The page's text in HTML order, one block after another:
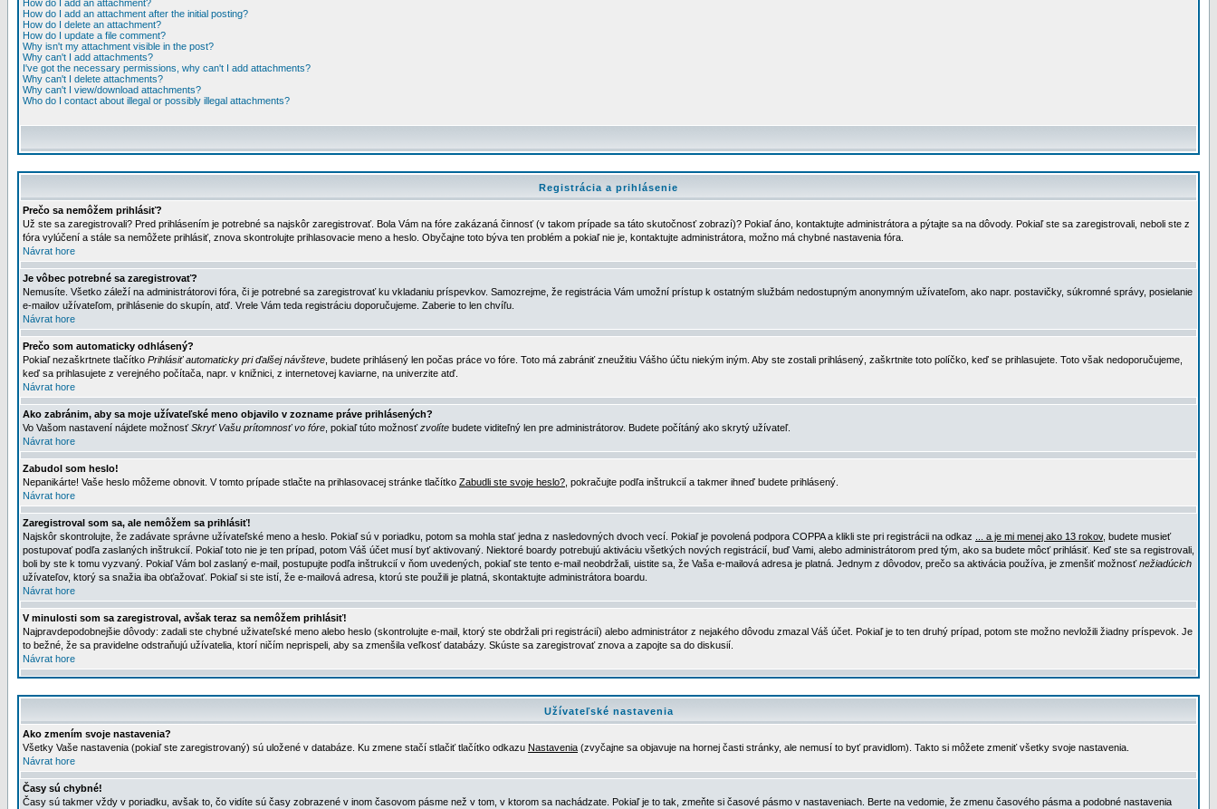
How do I add an attachment?
How do I add an attachment after the initial posting?
How do I delete an attachment?
How do I update a file comment?
Why isn't my attachment visible in the post?
Why can't I add attachments?
I've got the necessary permissions, why can't I add attachments?
Why can't I delete attachments?
Why can't I view/download attachments?
Who do I contact about illegal or possibly illegal attachments?
Registrácia a prihlásenie
Prečo sa nemôžem prihlásiť?
Už ste sa zaregistrovali? Pred prihlásením je potrebné sa najskôr zaregistrovať. Bola Vám na fóre zakázaná činnosť (v takom prípade sa táto skutočnosť zobrazí)? Pokiaľ áno, kontaktujte administrátora a pýtajte sa na dôvody. Pokiaľ ste sa zaregistrovali, neboli ste z
fóra vylúčení a stále sa nemôžete prihlásiť, znova skontrolujte prihlasovacie meno a heslo. Obyčajne toto býva ten problém a pokiaľ nie je, kontaktujte administrátora, možno má chybné nastavenia fóra.
Návrat hore
Je vôbec potrebné sa zaregistrovať?
Nemusíte. Všetko záleží na administrátorovi fóra, či je potrebné sa zaregistrovať ku vkladaniu príspevkov. Samozrejme, že registrácia Vám umožní prístup k ostatným službám nedostupným anonymným užívateľom, ako napr. postavičky, súkromné správy, posielanie
e-mailov užívateľom, prihlásenie do skupín, atď. Vrele Vám teda registráciu doporučujeme. Zaberie to len chvíľu.
Návrat hore
Prečo som automaticky odhlásený?
Pokiaľ nezaškrtnete tlačítko Prihlásiť automaticky pri ďalšej návšteve , budete prihlásený len počas práce vo fóre. Toto má zabrániť zneužitiu Vášho účtu niekým iným. Aby ste zostali prihlásený, zaškrtnite toto políčko, keď se prihlasujete. Toto však nedoporučujeme,
keď sa prihlasujete z verejného počítača, napr. v knižnici, z internetovej kaviarne, na univerzite atď.
Návrat hore
Ako zabránim, aby sa moje užívateľské meno objavilo v zozname práve prihlásených?
Vo Vašom nastavení nájdete možnosťSkryť Vašu prítomnosť vo fóre , pokiaľ túto možnosťzvolíte budete viditeľný len pre administrátorov. Budete počítáný ako skrytý užívateľ.
Návrat hore
Zabudol som heslo!
Nepanikárte! Vaše heslo môžeme obnovit. V tomto prípade stlačte na prihlasovacej stránke tlačítko Zabudli ste svoje heslo? , pokračujte podľa inštrukcií a takmer ihneď budete prihlásený.
Návrat hore
Zaregistroval som sa, ale nemôžem sa prihlásiť!
Najskôr skontrolujte, že zadávate správne užívateľské meno a heslo. Pokiaľ sú v poriadku, potom sa mohla stať jedna z nasledovných dvoch vecí. Pokiaľ je povolená podpora COPPA a klikli ste pri registrácii na odkaz
... a je mi menej ako 13 rokov, budete musieť
postupovať podľa zaslaných inštrukcií. Pokiaľ toto nie je ten prípad, potom Váš účet musí byť aktivovaný. Niektoré boardy potrebujú aktiváciu všetkých nových registrácií, buď Vami, alebo administrátorom pred tým, ako sa budete môcť prihlásiť. Keď ste sa registrovali,
boli by ste k tomu vyzvaný. Pokiaľ Vám bol zaslaný e-mail, postupujte podľa inštrukcií v ňom uvedených, pokiaľ ste tento e-mail neobdržali, uistite sa, že Vaša e-mailová adresa je platná. Jednym z dôvodov, prečo sa aktivácia používa, je zmenšiť možnosťnežiadúcich
užívateľov, ktorý sa snažia iba obťažovať. Pokiaľ si ste istí, že e-mailová adresa, ktorú ste použili je platná, skontaktujte administrátora boardu.
Návrat hore
V minulosti som sa zaregistroval, avšak teraz sa nemôžem prihlásiť!
Najpravdepodobnejšie dôvody: zadali ste chybné uživateľské meno alebo heslo (skontrolujte e-mail, ktorý ste obdržali pri registrácií) alebo administrátor z nejakého dôvodu zmazal Váš účet. Pokiaľ je to ten druhý prípad, potom ste možno nevložili žiadny príspevok. Je
to bežné, že sa pravidelne odstraňujú užívatelia, ktorí ničím neprispeli, aby sa zmenšila veľkosť databázy. Skúste sa zaregistrovať znova a zapojte sa do diskusií.
Návrat hore
Užívateľské nastavenia
Ako zmením svoje nastavenia?
Všetky Vaše nastavenia (pokiaľ ste zaregistrovaný) sú uložené v databáze. Ku zmene stačí stlačiť tlačítko odkazu Nastavenia (zvyčajne sa objavuje na hornej časti stránky, ale nemusí to byť pravidlom). Takto si môžete zmeniť všetky svoje nastavenia.
Návrat hore
Časy sú chybné!
Časy sú takmer vždy v poriadku, avšak to, čo vidíte sú časy zobrazené v inom časovom pásme než v tom, v ktorom sa nachádzate. Pokiaľ je to tak, zmeňte si časové pásmo v nastaveniach. Berte na vedomie, že zmenu časového pásma a podobné nastavenia